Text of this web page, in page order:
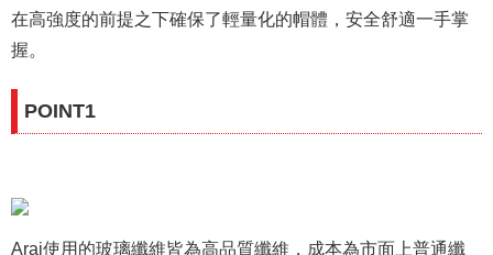
在高強度的前提之下確保了輕量化的帽體，安全舒適一手掌
握。
POINT1
Arai使用的玻璃纖維皆為高品質纖維，成本為市面上普通纖